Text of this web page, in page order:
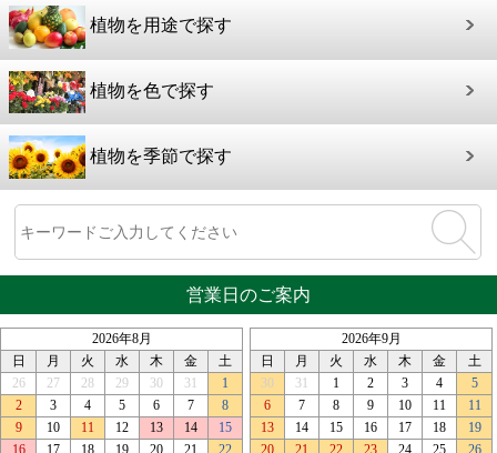
植物を用途で探す
植物を色で探す
植物を季節で探す
営業日のご案内